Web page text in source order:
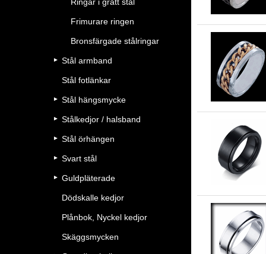
Frimurare ringen
Bronsfärgade stålringar
Stål armband
Stål fotlänkar
Stål hängsmycke
Stålkedjor / halsband
Stål örhängen
Svart stål
Guldpläterade
Dödskalle kedjor
Plånbok, Nyckel kedjor
Skäggsmycken